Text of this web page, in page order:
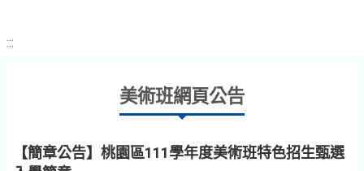
:::
美術班網頁公告
【簡章公告】桃園區111學年度美術班特色招生甄選